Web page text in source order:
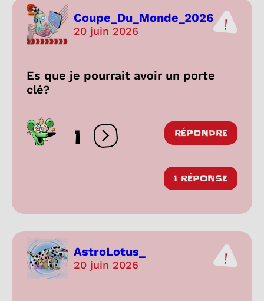
Coupe_Du_Monde_2026
20 juin 2026
Es que je pourrait avoir un porte
clé?
1 Ouvrir les réactions
RÉPONDRE
1 RÉPONSE
AstroLotus_
20 juin 2026